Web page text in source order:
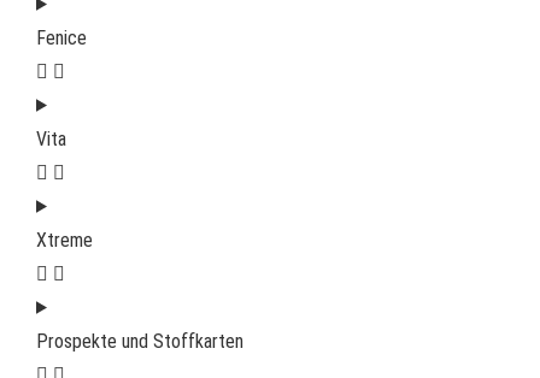
Fenice
Vita
Xtreme
Prospekte und Stoffkarten